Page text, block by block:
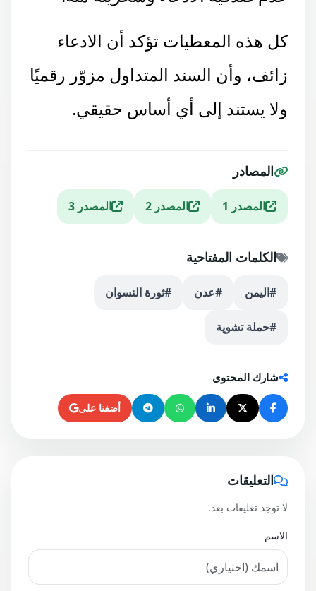
كل هذه المعطيات تؤكد أن الادعاء
زائف، وأن السند المتداول مزوّر رقميًا
ولا يستند إلى أي أساس حقيقي.
المصادر
المصدر 1 المصدر 2 المصدر 3
الكلمات المفتاحية
#اليمن #عدن #ثورة النسوان
#حملة تشوية
شارك المحتوى
أضفنا على
التعليقات
لا توجد تعليقات بعد.
الاسم